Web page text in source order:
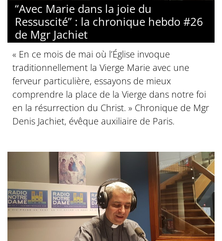
“Avec Marie dans la joie du
Ressuscité” : la chronique hebdo #26
de Mgr Jachiet
« En ce mois de mai où l’Église invoque
traditionnellement la Vierge Marie avec une
ferveur particulière, essayons de mieux
comprendre la place de la Vierge dans notre foi
en la résurrection du Christ. » Chronique de Mgr
Denis Jachiet, évêque auxiliaire de Paris.